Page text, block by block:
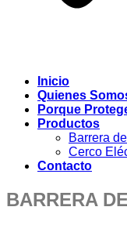
Inicio
Quienes
Porque
Productos
Barrera
Cerco
Contacto
BARRERA